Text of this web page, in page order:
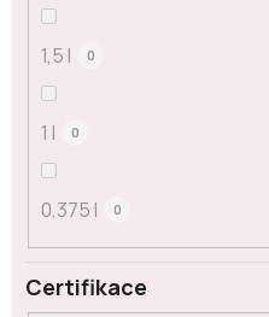
1,5 l 0
1 l 0
0,375 l 0
Certifikace